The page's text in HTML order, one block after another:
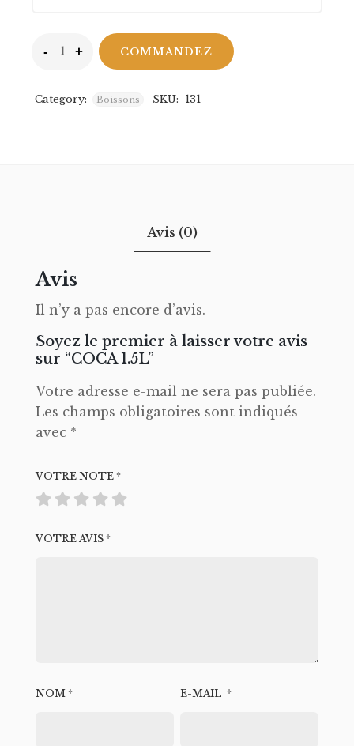
COMMANDEZ
Category: Boissons SKU: 131
Avis (0)
Avis
Il n’y a pas encore d’avis.
Soyez le premier à laisser votre avis
sur “COCA 1.5L”
Votre adresse e-mail ne sera pas publiée.
Les champs obligatoires sont indiqués
avec *
VOTRE NOTE *
VOTRE AVIS *
NOM * E-MAIL *